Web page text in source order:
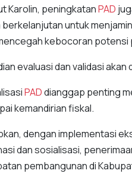
Karolin, peningkatanPAD
untuk
kebocoran potensi
evaluasi dan validasi
PADdianggap penting
kemandirian fiskal.
dengan implementasi
dan sosialisasi,
pembangunan di